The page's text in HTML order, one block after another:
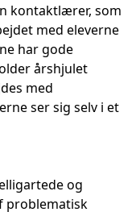
kontaktlærer, som
med eleverne
har gode
årshjulet
med
ser sig selv i et
og
problematisk